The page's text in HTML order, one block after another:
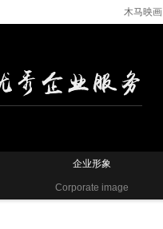
木马映画
企业形象
Corporate image